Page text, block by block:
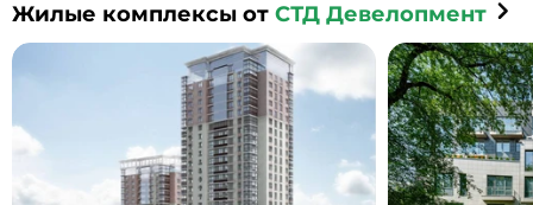
Жилые комплексы от СТД Девелопмент